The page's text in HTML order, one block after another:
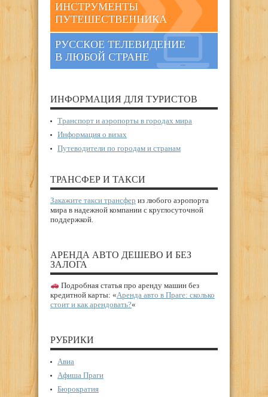
ИНСТРУМЕНТЫ
ПУТЕШЕСТВЕННИКА
РУССКОЕ ТЕЛЕВИДЕНИЕ
В ЛЮБОЙ СТРАНЕ
ИНФОРМАЦИЯ ДЛЯ ТУРИСТОВ
Транспорт и аэропорты в городах мира
Информация о визах
Путеводители по городам и странам
ТРАНСФЕР И ТАКСИ
Закажите такси трансфер из любого аэропорта
мира в надежной компании с круглосуточной
поддержкой.
АРЕНДА АВТО ДЕШЕВО И БЕЗ
ЗАЛОГА
Подробная статья про аренду машин без
кредитной карты: «Аренда авто в Праге: сколько
стоит и как арендовать?«
РУБРИКИ
Авиа
Афиша Праги
Бюрократия